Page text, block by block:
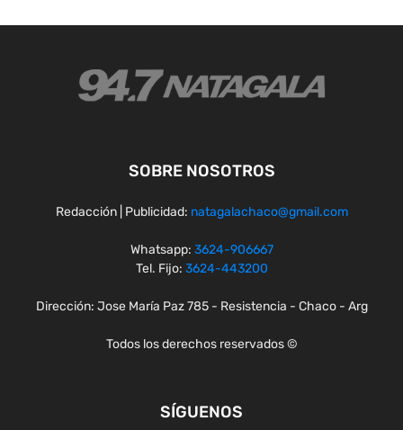
SOBRE NOSOTROS
Redacción | Publicidad: natagalachaco@gmail.com
Whatsapp: 3624-906667
Tel. Fijo: 3624-443200
Dirección: Jose María Paz 785 - Resistencia - Chaco - Arg
Todos los derechos reservados ©
SÍGUENOS